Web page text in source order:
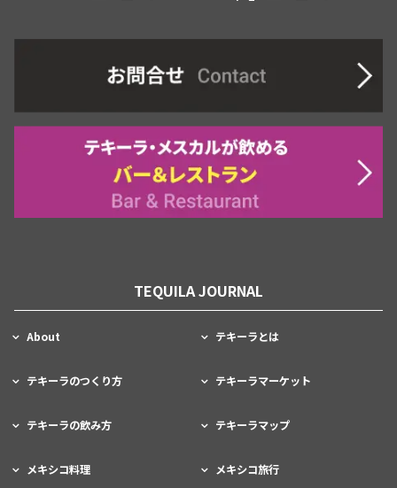
TEQUILA JOURNAL
About テキーラとは
テキーラのつくり方 テキーラマーケット
テキーラの飲み方 テキーラマップ
メキシコ料理 メキシコ旅行